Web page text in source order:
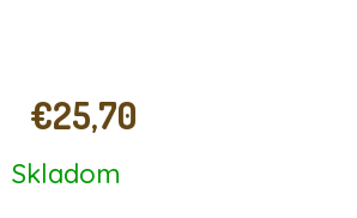
€25,70
Jednotková
cena:
Skladom